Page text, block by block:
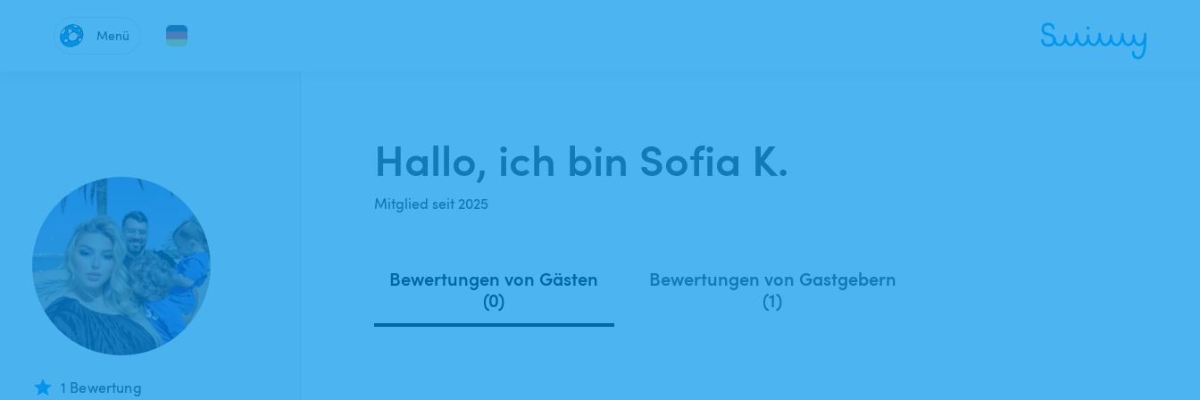
Menü
1 Bewertung
Hallo, ich bin Sofia K.
Mitglied seit 2025
Bewertungen von Gästen
(0)
Bewertungen von Gastgebern
(1)